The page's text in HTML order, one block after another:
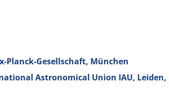
Planck-Gesellschaft, München
Astronomical Union IAU,